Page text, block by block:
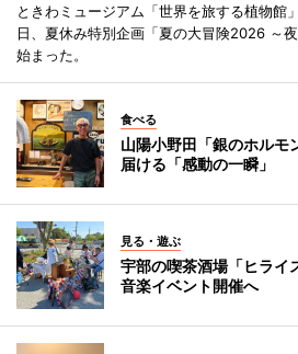
ときわミュージアム「世界を旅する植物館
日、夏休み特別企画「夏の大冒険2026 ～
始まった。
食べる
山陽小野田「銀のホル
届ける「感動の一瞬」
見る・遊ぶ
宇部の喫茶酒場「ヒラ
音楽イベント開催へ